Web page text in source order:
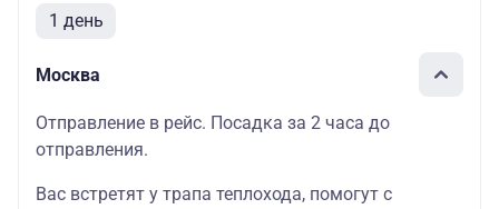
1 день
Москва
Отправление в рейс. Посадка за 2 часа до
отправления.
Вас встретят у трапа теплохода, помогут с